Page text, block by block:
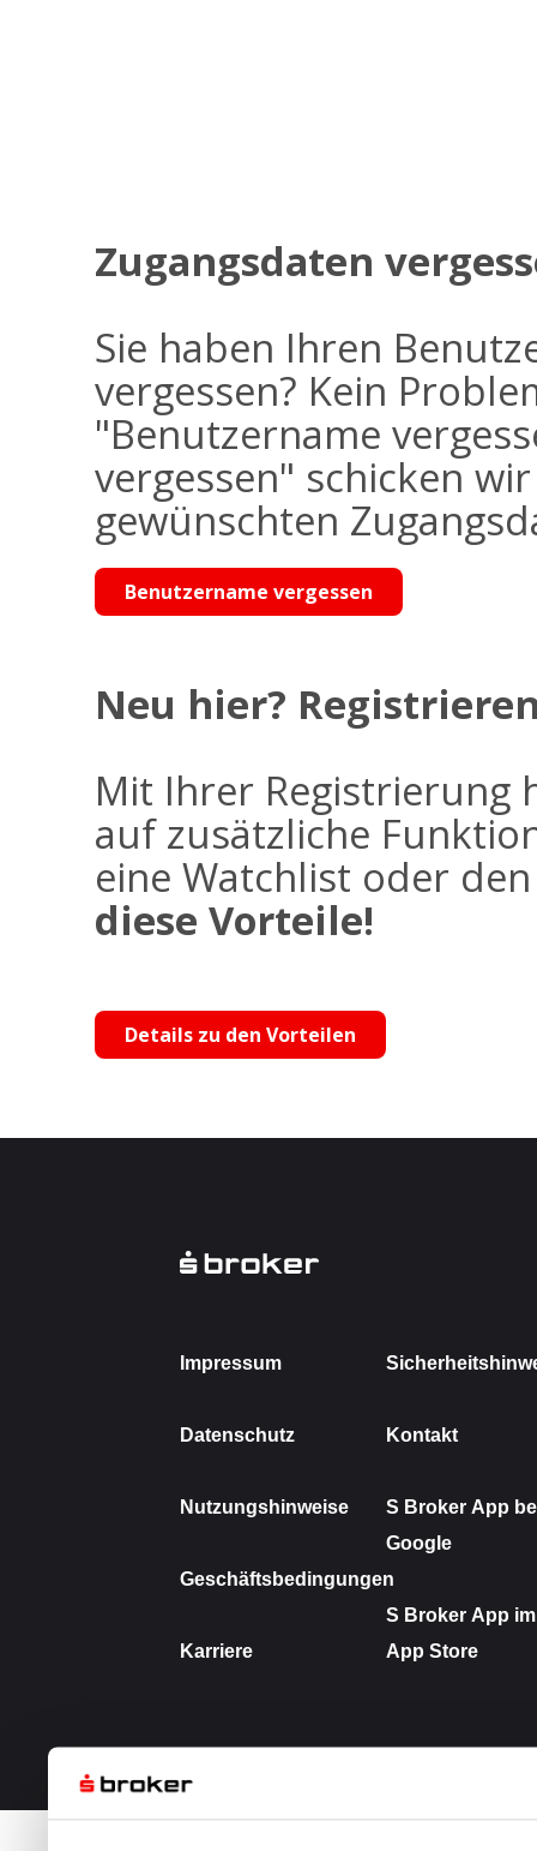
Zugangsdaten
Sie haben Ihren
vergessen? Kein
"Benutzername
vergessen" schicken
gewünschten
Benutzername vergessen
Neu hier?
Mit Ihrer Registrierung
auf zusätzliche
eine Watchlist oder
diese Vorteile!
Details zu den Vorteilen